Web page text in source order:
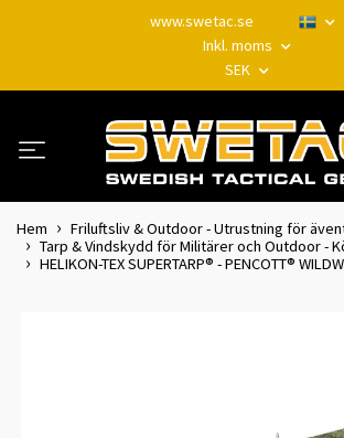
www.swetac.se
Inkl. moms
SEK
Hem
Friluftsliv & Outdoor - Utrustning för
Tarp & Vindskydd för Militärer och Outdoor -
HELIKON-TEX SUPERTARP® - PENCOTT®